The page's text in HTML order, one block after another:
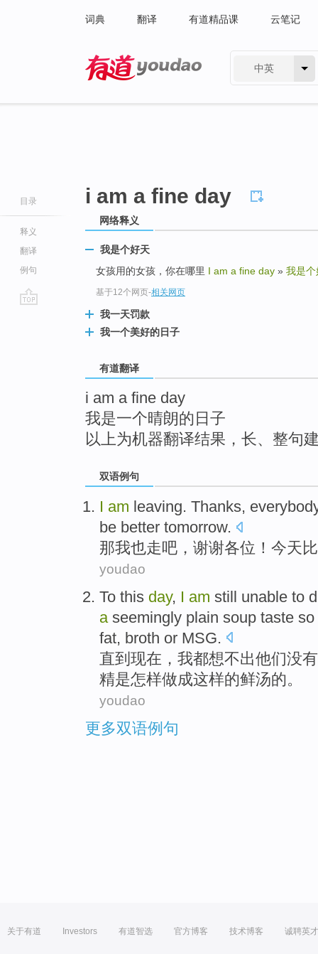
词典 翻译 有道精品课 云笔记
中英
目录
释义
翻译
例句
i am a fine day
网络释义
我是个好天
女孩用的女孩，你在哪里 I am a fine day » 我是个
基于12个网页-相关网页
我一天罚款
我一个美好的日子
有道翻译
i am a fine day
我是一个晴朗的日子
以上为机器翻译结果，长、整句
双语例句
I am leaving. Thanks,
be better tomorrow.
那我也走吧 ， 谢谢各位 ！今天比
youdao
To this day, I am still unable to
a seemingly plain soup taste so
fat, broth or MSG.
直到现在 ， 我都想不出他们没
精是怎样做成这样的鲜汤的。
youdao
更多双语例句
关于有道 Investors 有道智选 官方博客 技术博客 诚聘英才